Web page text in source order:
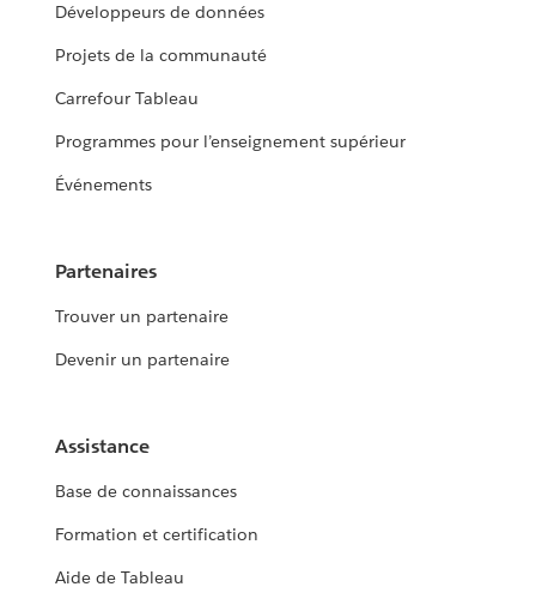
Développeurs de données
Projets de la communauté
Carrefour Tableau
Programmes pour l’enseignement supérieur
Événements
Partenaires
Trouver un partenaire
Devenir un partenaire
Assistance
Base de connaissances
Formation et certification
Aide de Tableau